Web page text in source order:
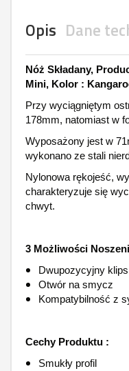
Opis Dane
Nóż Składany,
Mini, Kolor :
Przy wyciągniętym
178mm, natomiast w
Wyposażony jest w
wykonano ze stali
Nylonowa rękojeść,
charakteryzuje się
chwyt.
3 Możliwości
Dwupozycyjny
Otwór na smycz
Kompatybilność z
Cechy Produktu :
Smukły profil